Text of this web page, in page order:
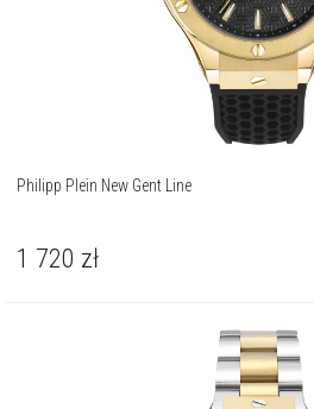
Philipp Plein New Gent Line
1 720 zł